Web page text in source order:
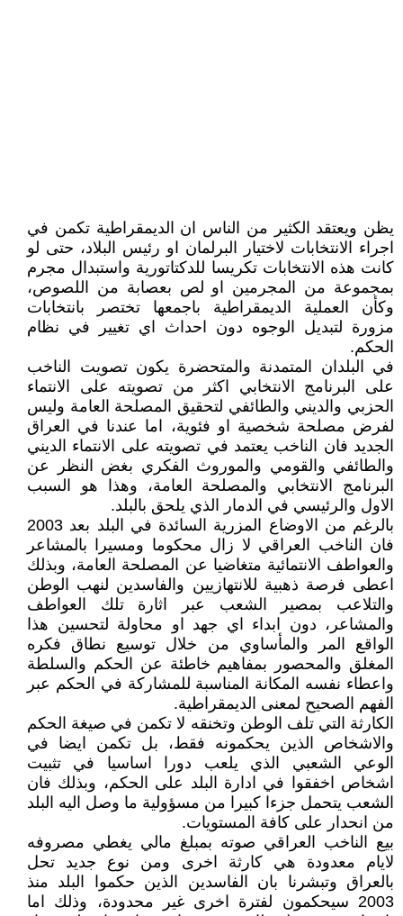
يظن ويعتقد الكثير من الناس ان الديمقراطية تكمن في
اجراء الانتخابات لاختيار البرلمان او رئيس البلاد، حتى لو
كانت هذه الانتخابات تكريسا للدكتاتورية واستبدال مجرم
بمجموعة من المجرمين او لص بعصابة من اللصوص،
وكأن العملية الديمقراطية باجمعها تختصر بانتخابات
مزورة لتبديل الوجوه دون احداث اي تغيير في نظام
الحكم.
في البلدان المتمدنة والمتحضرة يكون تصويت الناخب
على البرنامج الانتخابي اكثر من تصويته على الانتماء
الحزبي والديني والطائفي لتحقيق المصلحة العامة وليس
لفرض مصلحة شخصية او فئوية، اما عندنا في العراق
الجديد فان الناخب يعتمد في تصويته على الانتماء الديني
والطائفي والقومي والموروث الفكري بغض النظر عن
البرنامج الانتخابي والمصلحة العامة، وهذا هو السبب
الاول والرئيسي في الدمار الذي يلحق بالبلد.
بالرغم من الاوضاع المزرية السائدة في البلد بعد 2003
فان الناخب العراقي لا زال محكوما ومسيرا بالمشاعر
والعواطف الانتمائية متغاضيا عن المصلحة العامة، وبذلك
اعطى فرصة ذهبية للانتهازيين والفاسدين لنهب الوطن
والتلاعب بمصير الشعب عبر اثارة تلك العواطف
والمشاعر، دون ابداء اي جهد او محاولة لتحسين هذا
الواقع المر والمأساوي من خلال توسيع نطاق فكره
المغلق والمحصور بمفاهيم خاطئة عن الحكم والسلطة
واعطاء نفسه المكانة المناسبة للمشاركة في الحكم عبر
الفهم الصحيح لمعنى الديمقراطية.
الكارثة التي تلف الوطن وتخنقه لا تكمن في صيغة الحكم
والاشخاص الذين يحكمونه فقط، بل تكمن ايضا في
الوعي الشعبي الذي يلعب دورا اساسيا في تثبيت
اشخاص اخفقوا في ادارة البلد على الحكم، وبذلك فان
الشعب يتحمل جزءا كبيرا من مسؤولية ما وصل اليه البلد
من انحدار على كافة المستويات.
بيع الناخب العراقي صوته بمبلغ مالي يغطي مصروفه
لايام معدودة هي كارثة اخرى ومن نوع جديد تحل
بالعراق وتبشرنا بان الفاسدين الذين حكموا البلد منذ
2003 سيحكمون لفترة اخرى غير محدودة، وذلك اما